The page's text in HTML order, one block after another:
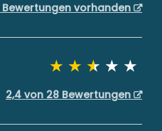
Bewertungen vorhanden
2,4 von 28 Bewertungen